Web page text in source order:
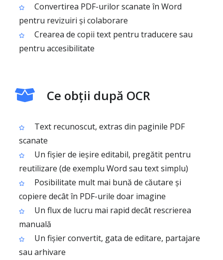
Convertirea PDF-urilor scanate în Word
pentru revizuiri și colaborare
Crearea de copii text pentru traducere sau
pentru accesibilitate
Ce obții după OCR
Text recunoscut, extras din paginile PDF
scanate
Un fișier de ieșire editabil, pregătit pentru
reutilizare (de exemplu Word sau text simplu)
Posibilitate mult mai bună de căutare și
copiere decât în PDF-urile doar imagine
Un flux de lucru mai rapid decât rescrierea
manuală
Un fișier convertit, gata de editare, partajare
sau arhivare